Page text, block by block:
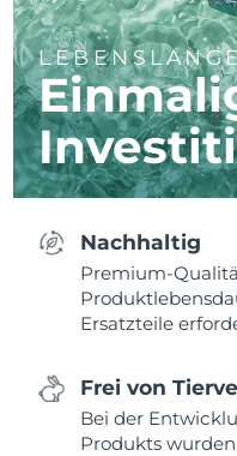
Nachhaltig
Premium-
Ersatzteile
Frei von
Bei der
Produkts